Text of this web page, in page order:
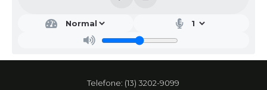
Telefone: (13) 3202-9099